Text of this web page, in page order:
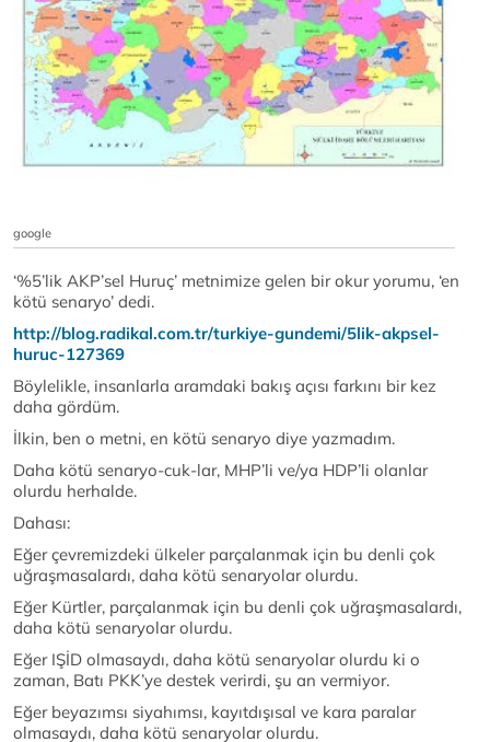
google
‘%5’lik AKP’sel Huruç’ metnimize gelen bir okur yorumu, ‘en
kötü senaryo’ dedi.
http://blog.radikal.com.tr/turkiye-gundemi/5lik-akpsel-
huruc-127369
Böylelikle, insanlarla aramdaki bakış açısı farkını bir kez
daha gördüm.
İlkin, ben o metni, en kötü senaryo diye yazmadım.
Daha kötü senaryo-cuk-lar, MHP’li ve/ya HDP’li olanlar
olurdu herhalde.
Dahası:
Eğer çevremizdeki ülkeler parçalanmak için bu denli çok
uğraşmasalardı, daha kötü senaryolar olurdu.
Eğer Kürtler, parçalanmak için bu denli çok uğraşmasalardı,
daha kötü senaryolar olurdu.
Eğer IŞİD olmasaydı, daha kötü senaryolar olurdu ki o
zaman, Batı PKK’ye destek verirdi, şu an vermiyor.
Eğer beyazımsı siyahımsı, kayıtdışısal ve kara paralar
olmasaydı, daha kötü senaryolar olurdu.